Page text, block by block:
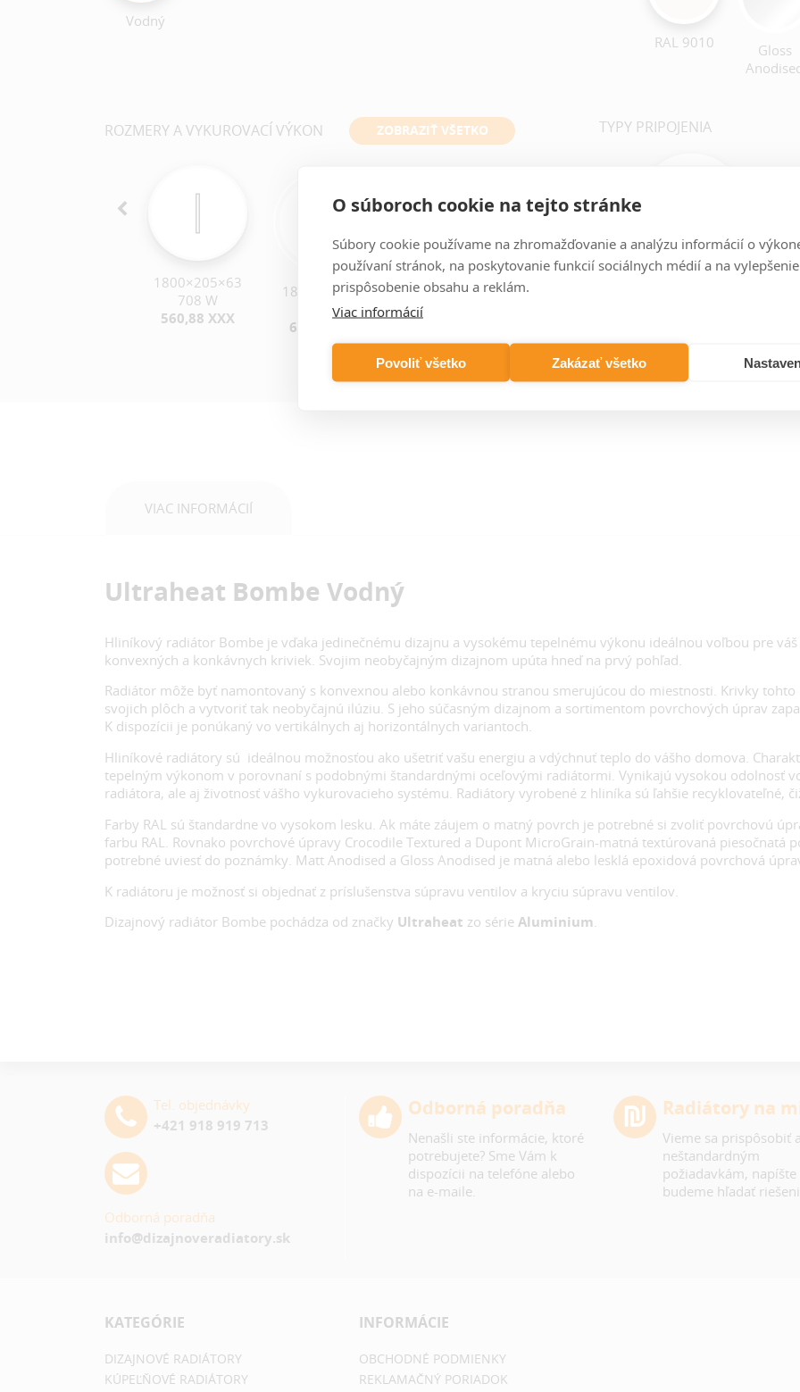
Vodný
RAL 9010
Gloss
ROZMERY A VYKUROVACÍ VÝKON ZOBRAZIŤ VŠETKO
1800×205×63
708 W
560,88 XXX
1800×275×63
944 W
696,18 XXX
1800×345×63
TYPY PRIPOJENIA
VIAC INFORMÁCIÍ
Ultraheat Bombe Vodný
Hliníkový radiátor Bombe je vďaka jedinečnému dizajnu a vysokému tepelnému výkonu ideálnou voľbou pre
konvexných a konkávnych kriviek. Svojim neobyčajným dizajnom upúta hneď na prvý pohľad.
Radiátor môže byť namontovaný s konvexnou alebo konkávnou stranou smerujúcou do miestnosti. Krivky
svojich plôch a vytvoriť tak neobyčajnú ilúziu. S jeho súčasným dizajnom a sortimentom povrchových úprav
K dispozícii je ponúkaný vo vertikálnych aj horizontálnych variantoch.
Hliníkové radiátory sú ideálnou možnosťou ako ušetriť vašu energiu a vdýchnuť teplo do vášho domova.
tepelným výkonom v porovnaní s podobnými štandardnými oceľovými radiátormi. Vynikajú vysokou odolnosť
radiátora, ale aj životnosť vášho vykurovacieho systému. Radiátory vyrobené z hliníka sú ľahšie recyklovateľné,
Farby RAL sú štandardne vo vysokom lesku. Ak máte záujem o matný povrch je potrebné si zvoliť povrchovú
farbu RAL. Rovnako povrchové úpravy Crocodile Textured a Dupont MicroGrain-matná textúrovaná piesočnatá
potrebné uviesť do poznámky. Matt Anodised a Gloss Anodised je matná alebo lesklá epoxidová povrchová
K radiátoru je možnosť si objednať z príslušenstva súpravu ventilov a kryciu súpravu ventilov.
Dizajnový radiátor Bombe pochádza od značky Ultraheat zo série Aluminium.
Tel. objednávky
+421 918 919 713
Odborná poradňa
info@dizajnoveradiatory.sk
Odborná poradňa
Nenašli ste informácie, ktoré
potrebujete? Sme Vám k
dispozícii na telefóne alebo
na e-maile.
Radiátory na
Vieme sa prispôsobiť
neštandardným
požiadavkám, napíšte
budeme hľadať
KATEGÓRIE
DIZAJNOVÉ RADIÁTORY
KÚPEĽŇOVÉ RADIÁTORY
INFORMÁCIE
OBCHODNÉ PODMIENKY
REKLAMAČNÝ PORIADOK
O súboroch cookie na tejto stránke
Súbory cookie používame na zhromažďovanie a analýzu informácií o
používaní stránok, na poskytovanie funkcií sociálnych médií a na
prispôsobenie obsahu a reklám.
Viac informácií
Povoliť všetko Zakázať všetko